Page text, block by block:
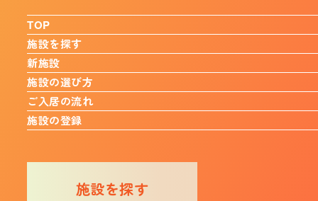
TOP
施設を探す
新施設
施設の選び方
ご入居の流れ
施設の登録
施設を探す